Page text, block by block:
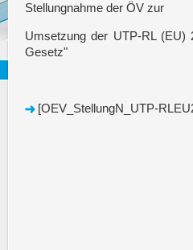
Stellungnahme der ÖV zur
Umsetzung der UTP-RL (EU)
Gesetz"
[OEV_StellungN_UTP-